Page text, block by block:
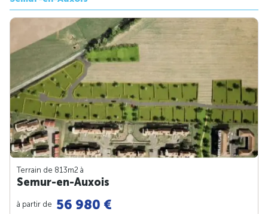
Terrain de 813m2 à
Semur-en-Auxois
à partir de 56 980 €